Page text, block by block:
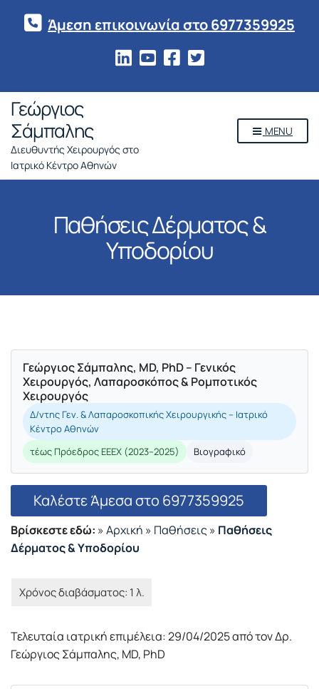
Άμεση επικοινωνία στο 6977359925
Γεώργιος
Σάμπαλης
Διευθυντής Χειρουργός στο
Ιατρικό Κέντρο Αθηνών
MENU
Παθήσεις Δέρματος &
Υποδορίου
Γεώργιος Σάμπαλης, MD, PhD – Γενικός
Χειρουργός, Λαπαροσκόπος & Ρομποτικός
Χειρουργός
Δ/ντης Γεν. & Λαπαροσκοπικής Χειρουργικής – Ιατρικό
Κέντρο Αθηνών
τέως Πρόεδρος ΕΕΕΧ (2023–2025)
Βιογραφικό
Καλέστε Άμεσα στο 6977359925
Βρίσκεστε εδώ: » Αρχική » Παθήσεις» Παθήσεις
Δέρματος & Υποδορίου
Τελευταία ιατρική επιμέλεια: 29/04/2025 από τον Δρ.
Γεώργιος Σάμπαλης, MD, PhD